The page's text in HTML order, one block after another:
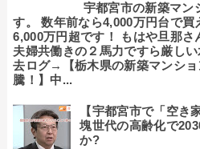
宇都宮市の新築マン
す。 数年前なら4,000万円台で買
6,000万円超です！ もはや旦那さ
夫婦共働きの２馬力ですら厳し
去ログ→【栃木県の新築マンシ
騰！】中...
【宇都宮市で「空き
塊世代の高齢化で
か?